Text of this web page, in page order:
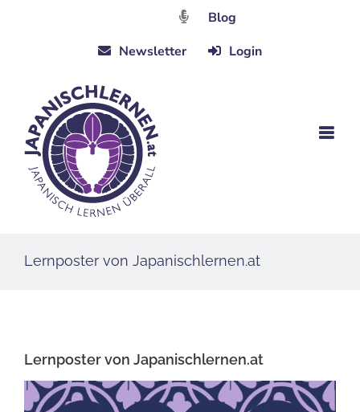
Blog
Newsletter
Login
Lernposter von Japanischlernen.at
Lernposter von Japanischlernen.at